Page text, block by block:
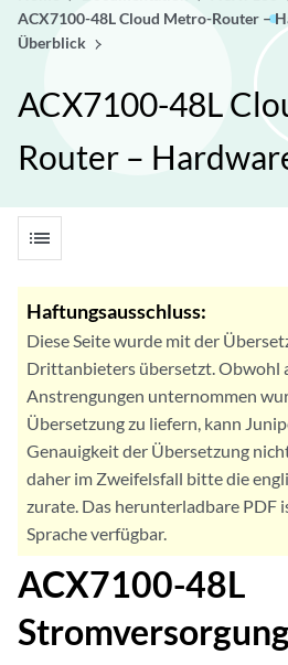
ACX7100-48L Cloud Metro-Router –
Überblick
ACX7100-48L
Router –
list
Haftungsausschluss:
Diese Seite wurde mit der
Drittanbieters übersetzt. Obwohl
Anstrengungen unternommen
Übersetzung zu liefern, kann
Genauigkeit der Übersetzung
daher im Zweifelsfall bitte die
zurate. Das herunterladbare PDF
Sprache verfügbar.
ACX7100-48L